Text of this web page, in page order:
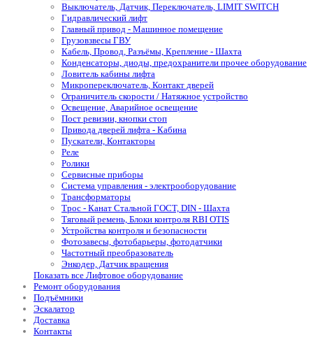
Выключатель, Датчик, Переключатель, LIMIT SWITCH
Гидравлический лифт
Главный привод - Машинное помещение
Грузовзвесы ГВУ
Кабель, Провод, Разъёмы, Крепление - Шахта
Конденсаторы, диоды, предохранители прочее оборудование
Ловитель кабины лифта
Микропереключатель, Контакт дверей
Ограничитель скорости / Натяжное устройство
Освещение, Аварийное освещение
Пост ревизии, кнопки стоп
Привода дверей лифта - Кабина
Пускатели, Контакторы
Реле
Ролики
Сервисные приборы
Система управления - электрооборудование
Трансформаторы
Трос - Канат Стальной ГОСТ, DIN - Шахта
Тяговый ремень, Блоки контроля RBI OTIS
Устройства контроля и безопасности
Фотозавесы, фотобарьеры, фотодатчики
Частотный преобразователь
Энкодер, Датчик вращения
Показать все Лифтовое оборудование
Ремонт оборудования
Подъёмники
Эскалатор
Доставка
Контакты